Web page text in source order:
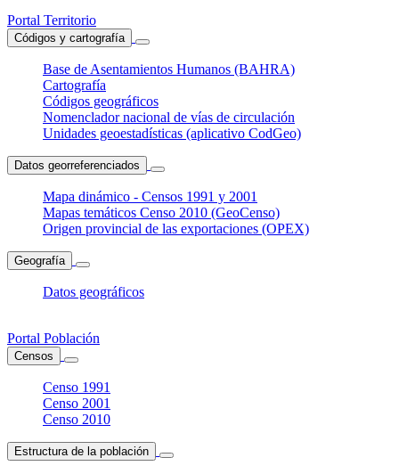
Portal Territorio
Códigos y cartografía
Base de Asentamientos Humanos (BAHRA)
Cartografía
Códigos geográficos
Nomenclador nacional de vías de circulación
Unidades geoestadísticas (aplicativo CodGeo)
Datos georreferenciados
Mapa dinámico - Censos 1991 y 2001
Mapas temáticos Censo 2010 (GeoCenso)
Origen provincial de las exportaciones (OPEX)
Geografía
Datos geográficos
Portal Población
Censos
Censo 1991
Censo 2001
Censo 2010
Estructura de la población